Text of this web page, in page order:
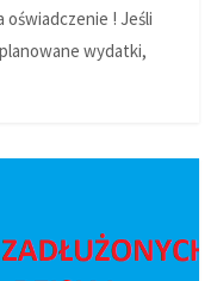
oświadczenie ! Jeśli
wydatki,